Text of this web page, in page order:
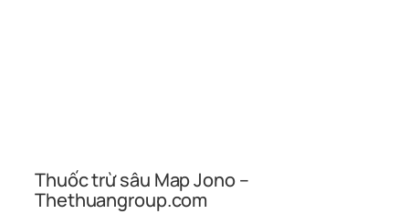
Thuốc trừ sâu Map Jono –
Thethuangroup.com